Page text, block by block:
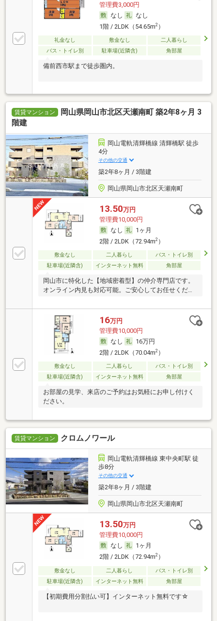
管理費3,000円
なし
なし
1階 / 2LDK（54.65m2）
礼金なし 敷金なし
二人暮らし
バス・トイレ別
駐車場(近隣含) 角部屋
備前西市駅まで徒歩圏内。
賃貸マンション
岡山県岡山市北区天瀬南町 築2年8ヶ月 3
階建
岡山電軌清輝橋線 清輝橋駅 徒歩
4分
その他の交通
築2年8ヶ月 / 3階建
岡山県岡山市北区天瀬南町
13.50万円
管理費10,000円
なし
1ヶ月
2階 / 2LDK（72.94m2）
敷金なし 二人暮らし
バス・トイレ別
駐車場(近隣含)
インターネット無料 角部屋
岡山市に特化した【地域密着型】の仲介専門店です。
オンライン内見も対応可能。ご安心してお任せくださ
16万円
管理費10,000円
なし
16万円
2階 / 2LDK（70.04m2）
敷金なし 二人暮らし
バス・トイレ別
駐車場(近隣含)
インターネット無料 角部屋
お部屋の見学、来店のご予約はお気軽にお申し付けく
ださい。
賃貸マンション クロムノワール
岡山電軌清輝橋線 東中央町駅 徒
歩8分
その他の交通
築2年8ヶ月 / 3階建
岡山県岡山市北区天瀬南町
13.50万円
管理費10,000円
なし
1ヶ月
2階 / 2LDK（72.94m2）
敷金なし 二人暮らし
バス・トイレ別
駐車場(近隣含)
インターネット無料 角部屋
【初期費用分割払い可】インターネット無料です☆